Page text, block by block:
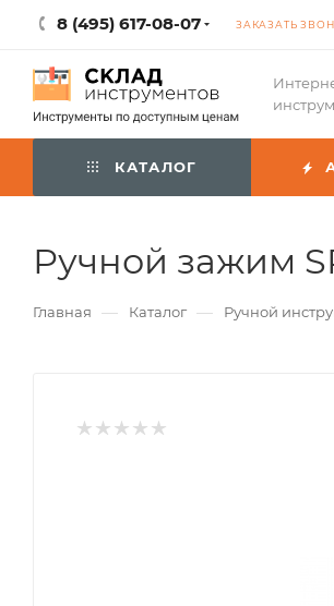
8 (495) 617-08-07 ЗАКАЗАТЬ
КАТАЛОГ
Ручной зажим
Главная — Каталог — Ручной